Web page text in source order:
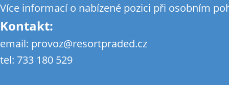
Více informací o nabízené pozici při osobním
Kontakt:
email: provoz@resortpraded.cz
tel: 733 180 529